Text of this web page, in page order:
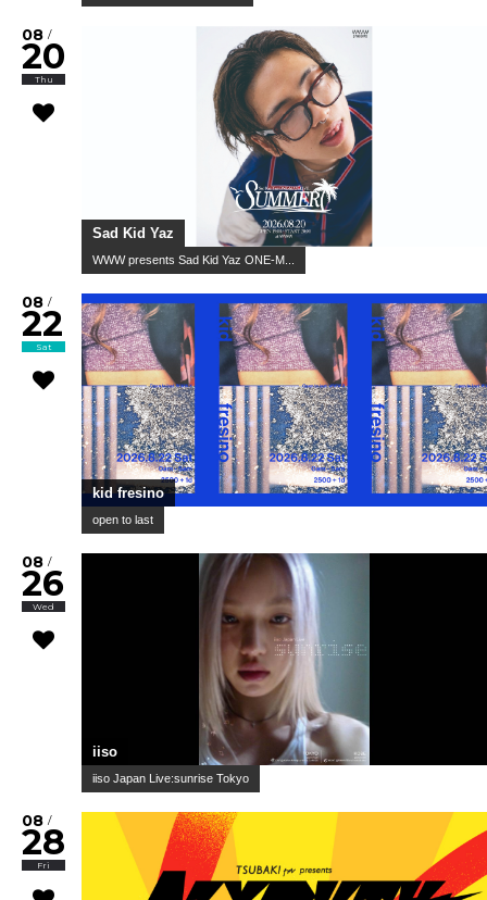
08 /
20
Thu
Sad Kid Yaz
WWW presents Sad Kid Yaz ONE-M...
08 /
22
Sat
kid fresino
open to last
08 /
26
Wed
iiso
iiso Japan Live:sunrise Tokyo
08 /
28
Fri